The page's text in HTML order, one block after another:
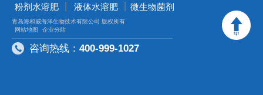
粉剂水溶肥 液体水溶肥 丨微生物菌剂
青岛海和威海洋生物技术有限公司 版权所有
网站地图
企业分站
咨询热线：400-999-1027